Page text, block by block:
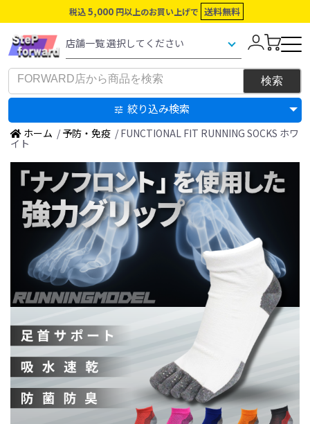
税込 5,000 円以上のお買い上げで 送料無料
絞り込み検索
ホーム / 予防・免疫 / FUNCTIONAL FIT RUNNING SOCKS ホワ
イト